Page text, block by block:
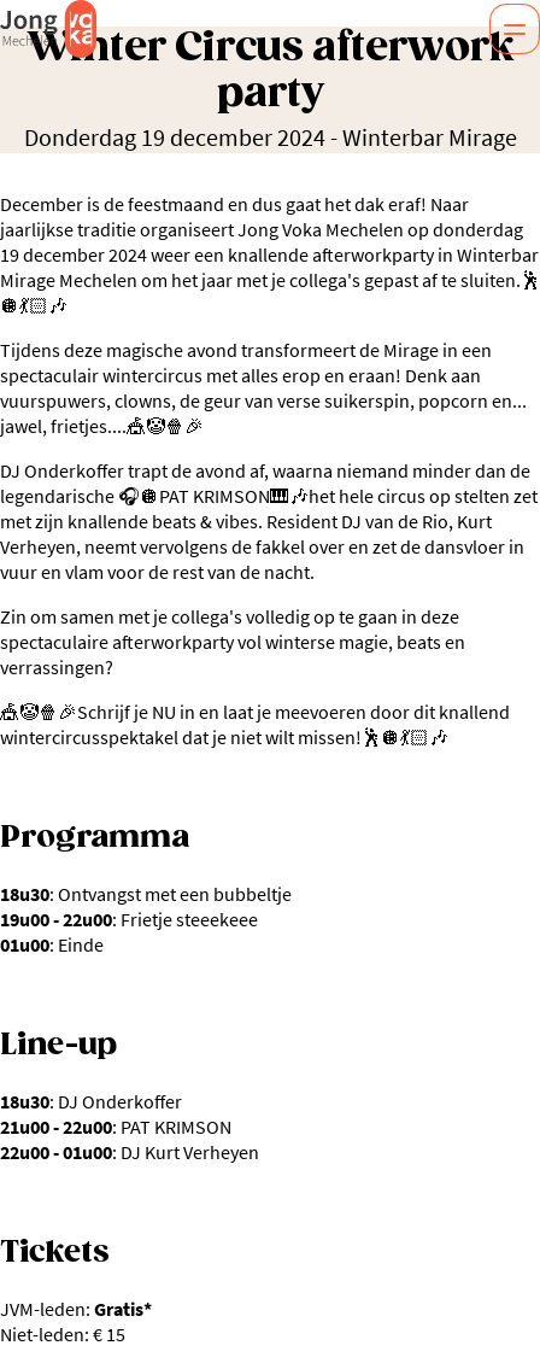
Winter Circus afterwork
party
Donderdag 19 december 2024-Winterbar Mirage
December is de feestmaand en dus gaat het dak eraf! Naar
jaarlijkse traditie organiseert Jong Voka Mechelen op donderdag
19 december 2024 weer een knallende afterworkparty in Winterbar
Mirage Mechelen om het jaar met je collega's gepast af te sluiten.🕺
🪩💃🏻🎶
Tijdens deze magische avond transformeert de Mirage in een
spectaculair wintercircus met alles erop en eraan! Denk aan
vuurspuwers, clowns, de geur van verse suikerspin, popcorn en...
jawel, frietjes....🎪🤡🍿🎉
DJ Onderkoffer trapt de avond af, waarna niemand minder dan de
legendarische 🎧🪩PAT KRIMSON🎹🎶het hele circus op stelten zet
met zijn knallende beats & vibes. Resident DJ van de Rio, Kurt
Verheyen, neemt vervolgens de fakkel over en zet de dansvloer in
vuur en vlam voor de rest van de nacht.
Zin om samen met je collega's volledig op te gaan in deze
spectaculaire afterworkparty vol winterse magie, beats en
verrassingen?
🎪🤡🍿🎉Schrijf je NU in en laat je meevoeren door dit knallend
wintercircusspektakel dat je niet wilt missen!🕺🪩💃🏻🎶
Programma
18u30: Ontvangst met een bubbeltje
19u00 - 22u00: Frietje steeekeee
01u00: Einde
Line-up
18u30: DJ Onderkoffer
21u00 - 22u00: PAT KRIMSON
22u00 - 01u00: DJ Kurt Verheyen
Tickets
JVM-leden: Gratis*
Niet-leden: € 15